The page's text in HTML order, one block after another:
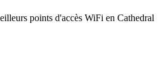
points d'accès WiFi en Cathedral